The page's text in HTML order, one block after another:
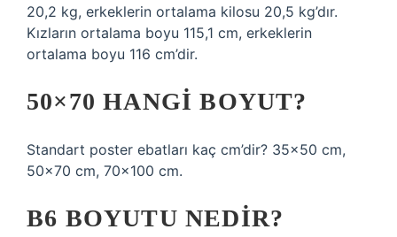
20,2 kg, erkeklerin ortalama kilosu 20,5 kg’dır.
Kızların ortalama boyu 115,1 cm, erkeklerin
ortalama boyu 116 cm’dir.
50×70 HANGI BOYUT?
Standart poster ebatları kaç cm’dir? 35×50 cm,
50×70 cm, 70×100 cm.
B6 BOYUTU NEDIR?